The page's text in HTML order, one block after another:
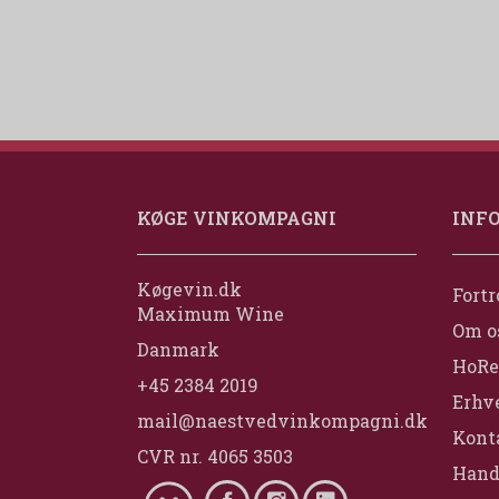
KØGE VINKOMPAGNI
Køgevin.dk
Maximum Wine
Danmark
+45 2384 2019
mail@naestvedvinkompagni.dk
CVR nr. 4065 3503
Om